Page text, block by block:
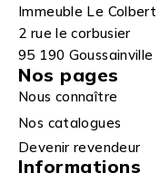
Immeuble Le Colbert
2 rue le corbusier
95 190 Goussainville
Nos pages
Nous connaître
Nos catalogues
Devenir revendeur
Informations